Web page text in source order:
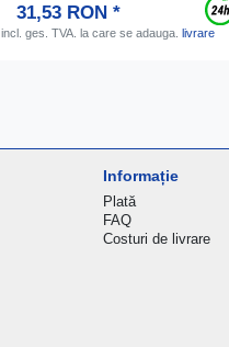
31,53 RON *
incl. ges. TVA. la care se adauga. livrare
Informație
Plată
FAQ
Costuri de livrare